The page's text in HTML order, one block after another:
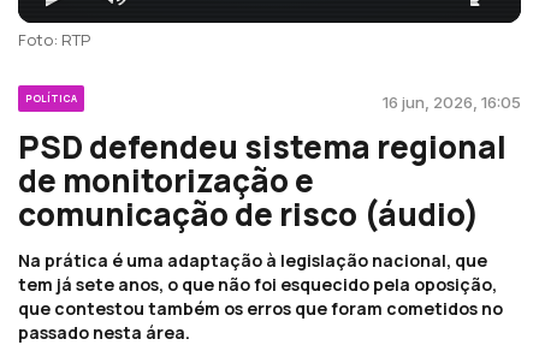
Foto: RTP
POLÍTICA 16 jun, 2026, 16:05
PSD defendeu sistema regional
de monitorização e
comunicação de risco (áudio)
Na prática é uma adaptação à legislação nacional, que
tem já sete anos, o que não foi esquecido pela oposição,
que contestou também os erros que foram cometidos no
passado nesta área.